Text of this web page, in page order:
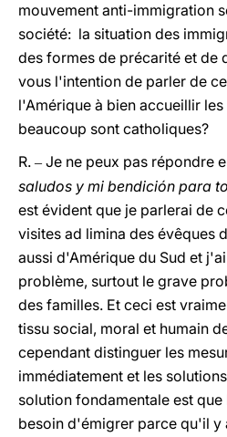
mouvement anti-immigration
société: la situation des
des formes de précarité et de
vous l'intention de parler de
l'Amérique à bien accueillir
beaucoup sont catholiques?
R. – Je ne peux pas répondre
saludos y mi bendición para
est évident que je parlerai de
visites ad limina des évêques
aussi d'Amérique du Sud et
problème, surtout le grave
des familles. Et ceci est
tissu social, moral et humain
cependant distinguer les
immédiatement et les
solution fondamentale est
besoin d'émigrer parce qu'il y